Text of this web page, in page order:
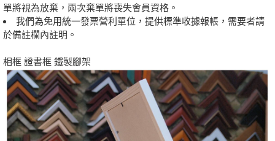
單將視為放棄，兩次棄單將喪失會員資格。
我們為免用統一發票營利單位，提供標準收據報帳，需要者請
於備註欄內註明。
相框 證書框 鐵製腳架